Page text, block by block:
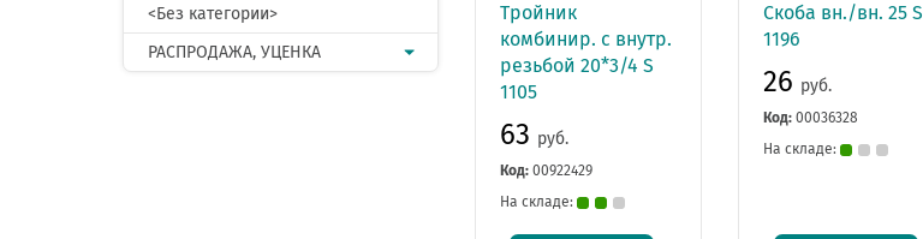
<Без категории>
РАСПРОДАЖА, УЦЕНКА
Тройник
комбинир. с внутр.
резьбой 20*3/4 S
1105
63 руб.
Код: 00922429
На складе:
Скоба вн./вн. 25 S
1196
26 руб.
Код: 00036328
На складе: